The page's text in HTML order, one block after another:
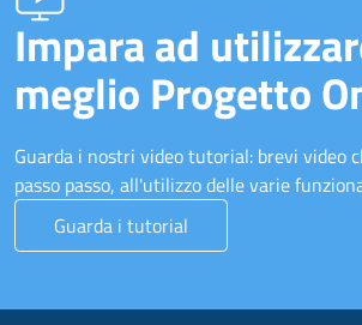
Impara ad
meglio Progetto
Guarda i nostri video tutorial: brevi video
passo passo, all'utilizzo delle varie
Guarda i tutorial